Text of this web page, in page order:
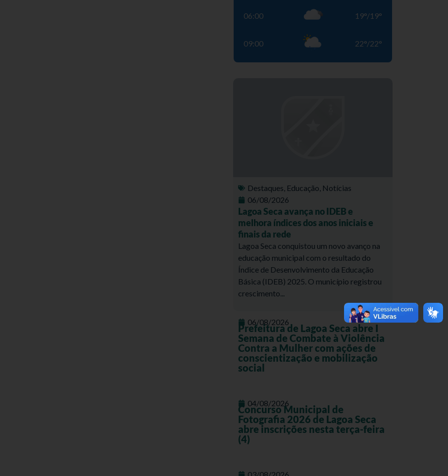
06:00 19°/19°
09:00 22°/22°
Destaques, Educação, Notícias
06/08/2026
Lagoa Seca avança no IDEB e
melhora índices dos anos iniciais e
finais da rede
Lagoa Seca conquistou um novo avanço na
educação municipal com o resultado do
Índice de Desenvolvimento da Educação
Básica (IDEB) 2025. O município registrou
crescimento...
06/08/2026
Prefeitura de Lagoa Seca abre I
Semana de Combate à Violência
Contra a Mulher com ações de
conscientização e mobilização
social
04/08/2026
Concurso Municipal de
Fotografia 2026 de Lagoa Seca
abre inscrições nesta terça-feira
(4)